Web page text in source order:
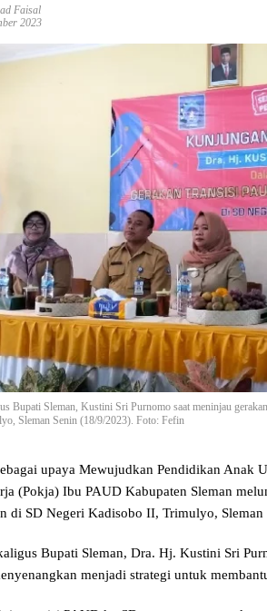
Faisal
2023
Bupati Sleman, Kustini Sri Purnomo saat meninjau
Sleman Senin (18/9/2023). Foto: Fefin
upaya Mewujudkan Pendidikan Anak
(Pokja) Ibu PAUD Kabupaten Sleman
di SD Negeri Kadisobo II, Trimulyo, Sleman
Bupati Sleman, Dra. Hj. Kustini Sri
menjadi strategi untuk